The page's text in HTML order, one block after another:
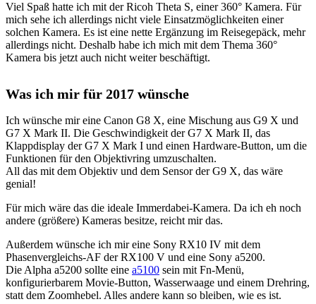
Viel Spaß hatte ich mit der Ricoh Theta S, einer 360° Kamera. Für
mich sehe ich allerdings nicht viele Einsatzmöglichkeiten einer
solchen Kamera. Es ist eine nette Ergänzung im Reisegepäck, mehr
allerdings nicht. Deshalb habe ich mich mit dem Thema 360°
Kamera bis jetzt auch nicht weiter beschäftigt.
Was ich mir für 2017 wünsche
Ich wünsche mir eine Canon G8 X, eine Mischung aus G9 X und
G7 X Mark II. Die Geschwindigkeit der G7 X Mark II, das
Klappdisplay der G7 X Mark I und einen Hardware-Button, um die
Funktionen für den Objektivring umzuschalten.
All das mit dem Objektiv und dem Sensor der G9 X, das wäre
genial!
Für mich wäre das die ideale Immerdabei-Kamera. Da ich eh noch
andere (größere) Kameras besitze, reicht mir das.
Außerdem wünsche ich mir eine Sony RX10 IV mit dem
Phasenvergleichs-AF der RX100 V und eine Sony a5200.
Die Alpha a5200 sollte eine a5100 sein mit Fn-Menü,
konfigurierbarem Movie-Button, Wasserwaage und einem Drehring,
statt dem Zoomhebel. Alles andere kann so bleiben, wie es ist.